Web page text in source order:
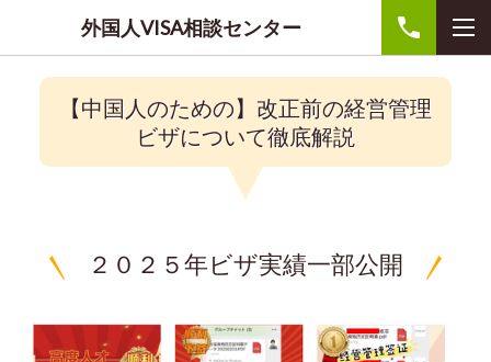
外国人VISA相談センター
【中国人のための】改正前の経営管理
ビザについて徹底解説
２０２５年ビザ実績一部公開